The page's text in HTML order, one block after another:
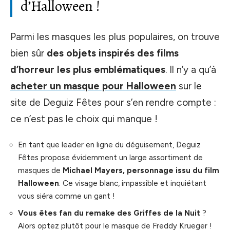
d’Halloween !
Parmi les masques les plus populaires, on trouve
bien sûr des objets inspirés des films
d’horreur les plus emblématiques. Il n’y a qu’à
acheter un masque pour Halloween sur le
site de Deguiz Fêtes pour s’en rendre compte :
ce n’est pas le choix qui manque !
En tant que leader en ligne du déguisement, Deguiz
Fêtes propose évidemment un large assortiment de
masques de Michael Mayers, personnage issu du film
Halloween. Ce visage blanc, impassible et inquiétant
vous siéra comme un gant !
Vous êtes fan du remake des Griffes de la Nuit ?
Alors optez plutôt pour le masque de Freddy Krueger !